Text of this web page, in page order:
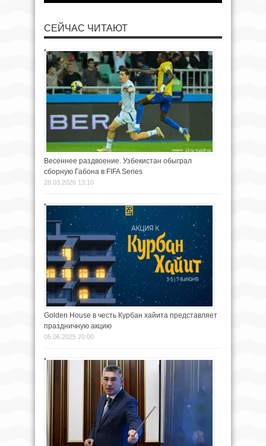
СЕЙЧАС ЧИТАЮТ
Весеннее раздвоение. Узбекистан обыграл
сборную Габона в FIFA Series
28.03.2026 13:10
Golden House в честь Курбан хайита представляет
праздничную акцию
05.06.2025 20:00